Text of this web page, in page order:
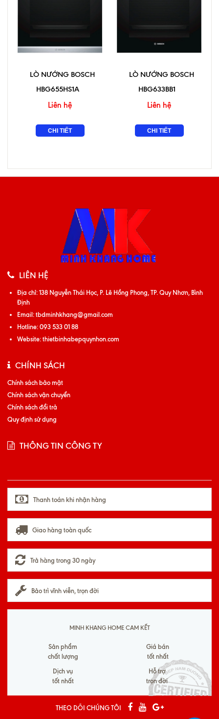
LÒ NƯỚNG BOSCH
HBG655HS1A
Liên hệ
CHI TIẾT
LÒ NƯỚNG BOSCH
HBG633BB1
Liên hệ
CHI TIẾT
LIÊN HỆ
Địa chỉ:138 Nguyễn Thái Học, P. Lê Hồng Phong, TP. Quy Nhơn, Bình
Định
Email:tbdminhkhang@gmail.com
Hotline:093 533 01 88
Website:thietbinhabepquynhon.com
CHÍNH SÁCH
Chính sách bảo mật
Chính sách vận chuyển
Chính sách đổi trả
Quy định sử dụng
THÔNG TIN CÔNG TY
Thanh toán khi nhận hàng
Giao hàng toàn quốc
Trả hàng trong 30 ngày
Bảo trì vĩnh viễn, trọn đời
MINH KHANG HOME CAM KẾT
Sản phẩm
chất lượng
Giá bán
tốt nhất
Dịch vụ
tốt nhất
Hỗ trợ
trọn đời
THEO DÕI CHÚNG TÔI